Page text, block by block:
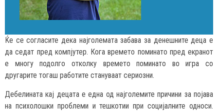
Ќе се согласите дека најголемата забава за денешните деца е
да седат пред компјутер. Кога времето поминато пред екранот
е многу подолго отколку времето поминато во игра со
другарите тогаш работите стануваат сериозни.
Дебелината кај децата е една од најголемите причини за појава
на психолошки проблеми и тешкотии при социјалните односи.